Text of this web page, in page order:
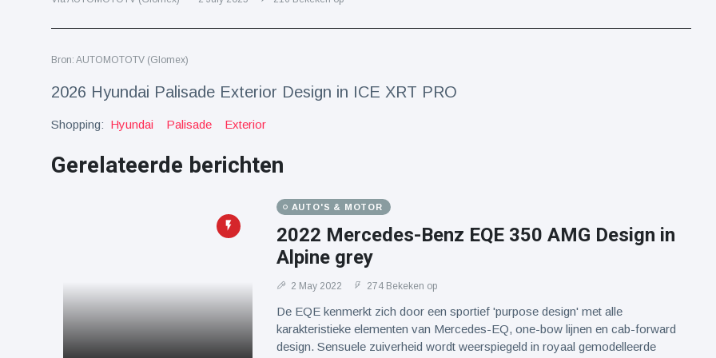
zeedier
op
grootste
radiotelescopen
ter wereld stort
in
Bron: AUTOMOTOTV (Glomex)
2026 Hyundai Palisade Exterior Design in ICE XRT PRO
Shopping: Hyundai Palisade Exterior
Gerelateerde berichten
AUTO'S & MOTOR
2022 Mercedes-Benz EQE 350 AMG Design in
Alpine grey
2 May 2022 274 Bekeken op
De EQE kenmerkt zich door een sportief 'purpose design' met alle
karakteristieke elementen van Mercedes-EQ, one-bow lijnen en cab-forward
design. Sensuele zuiverheid wordt weerspiegeld in royaal gemodelleerde